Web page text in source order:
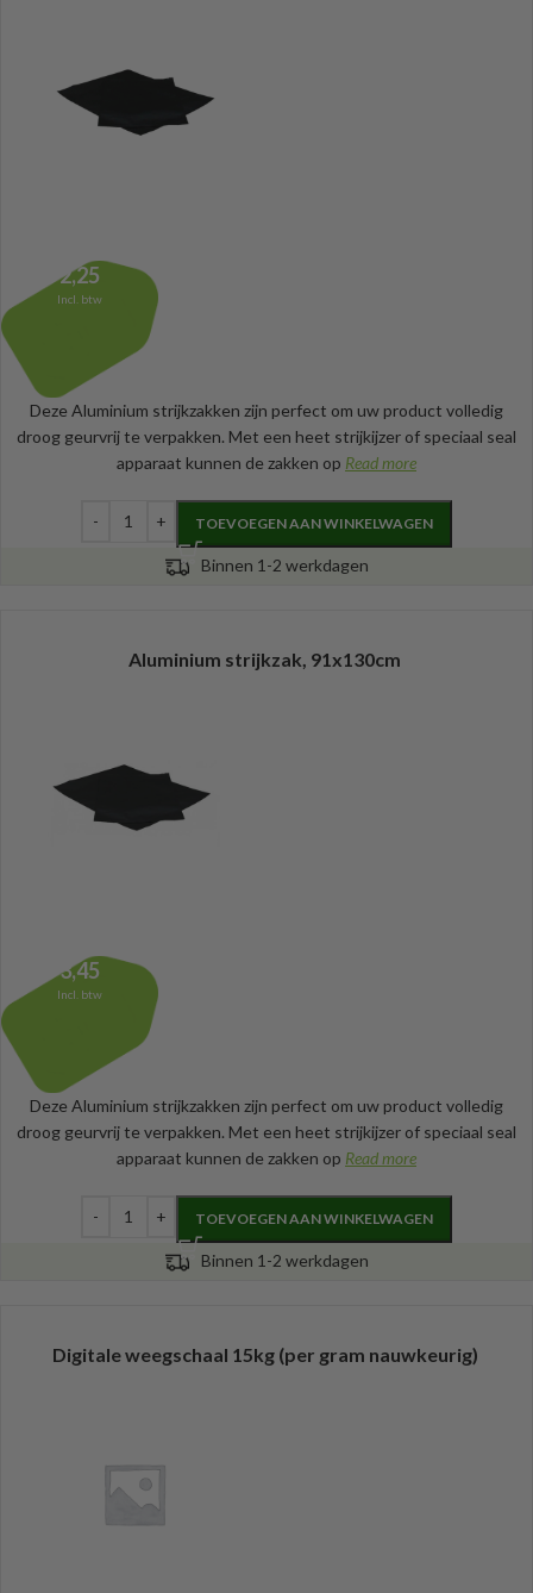
2,25
Incl. btw
Deze Aluminium strijkzakken zijn perfect om uw product volledig
droog geurvrij te verpakken. Met een heet strijkijzer of speciaal seal
apparaat kunnen de zakken op Read more
TOEVOEGEN AAN WINKELWAGEN
Binnen 1-2 werkdagen
Aluminium strijkzak, 91x130cm
3,45
Incl. btw
Deze Aluminium strijkzakken zijn perfect om uw product volledig
droog geurvrij te verpakken. Met een heet strijkijzer of speciaal seal
apparaat kunnen de zakken op Read more
TOEVOEGEN AAN WINKELWAGEN
Binnen 1-2 werkdagen
Digitale weegschaal 15kg (per gram nauwkeurig)